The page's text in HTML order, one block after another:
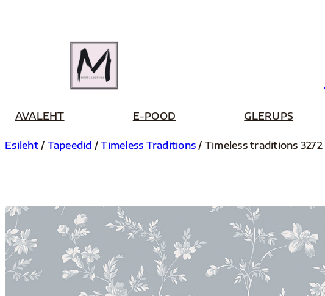
AVALEHT E-POOD GLERUPS
Esileht/ Tapeedid /Timeless Traditions / Timeless traditions 3272